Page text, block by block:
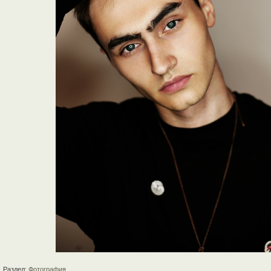
Раздел: Фотография